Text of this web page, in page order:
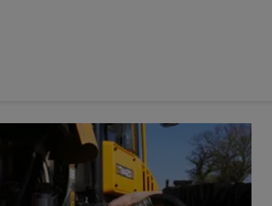
un recul, lesimmatriculations des moissonneuses-
1 070 unités ont étéimmatriculées
, soit une baisse